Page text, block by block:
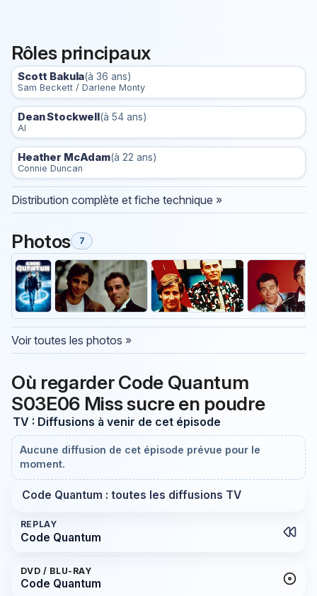
Rôles principaux
Scott Bakula(à 36 ans)
Sam Beckett / Darlene Monty
Dean Stockwell(à 54 ans)
Al
Heather McAdam(à 22 ans)
Connie Duncan
Distribution complète et fiche technique »
Photos 7
Voir toutes les photos »
Où regarder Code Quantum
S03E06 Miss sucre en poudre
TV : Diffusions à venir de cet épisode
Aucune diffusion de cet épisode prévue pour le
moment.
Code Quantum : toutes les diffusions TV
REPLAY
Code Quantum
DVD / BLU-RAY
Code Quantum